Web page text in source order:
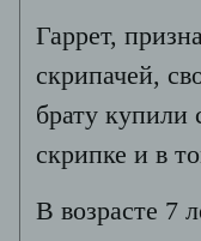
Гаррет,
скрипачей,
брату купили
скрипке и в
В возрасте 7